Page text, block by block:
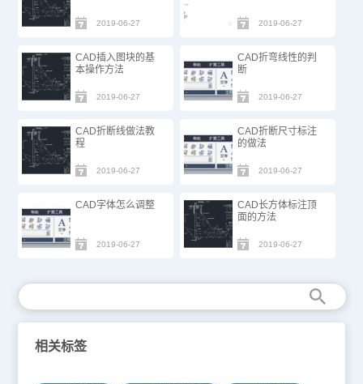
2019-06-27 2019-06-27
CAD插入图块的基
本操作方法
2019-06-27
CAD折弯线性的判
断
2019-06-27
CAD折断线做法教
程
2019-06-27
CAD折断尺寸标注
的做法
2019-06-27
CAD字体怎么调整
2019-06-27
CAD长方体标注顶
面的方法
2019-06-27
相关标签